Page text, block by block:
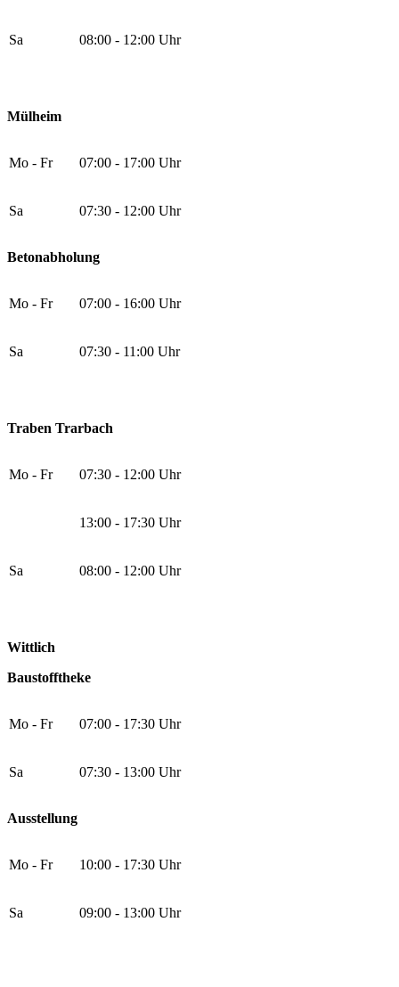
Sa 08:00 - 12:00 Uhr
Mülheim
Mo - Fr 07:00 - 17:00 Uhr
Sa 07:30 - 12:00 Uhr
Betonabholung
Mo - Fr 07:00 - 16:00 Uhr
Sa 07:30 - 11:00 Uhr
Traben Trarbach
Mo - Fr 07:30 - 12:00 Uhr
13:00 - 17:30 Uhr
Sa 08:00 - 12:00 Uhr
Wittlich
Baustofftheke
Mo - Fr 07:00 - 17:30 Uhr
Sa 07:30 - 13:00 Uhr
Ausstellung
Mo - Fr 10:00 - 17:30 Uhr
Sa 09:00 - 13:00 Uhr